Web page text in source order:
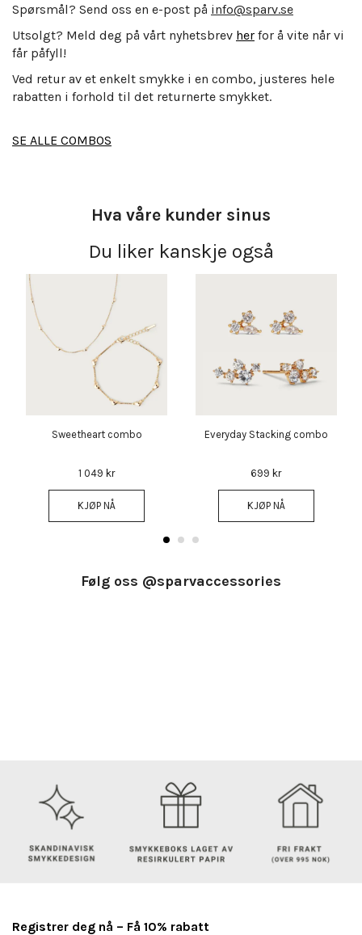
Spørsmål? Send oss en e-post på info@sparv.se
Utsolgt? Meld deg på vårt nyhetsbrev her for å vite når vi
får påfyll!
Ved retur av et enkelt smykke i en combo, justeres hele
rabatten i forhold til det returnerte smykket.
SE ALLE COMBOS
Hva våre kunder sinus
Du liker kanskje også
Sweetheart combo
1 049 kr
KJØP NÅ
Everyday Stacking combo
699 kr
KJØP NÅ
Følg oss @sparvaccessories
Registrer deg nå – Få 10% rabatt